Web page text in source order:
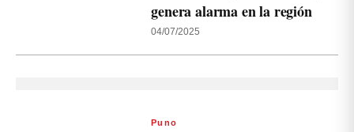
genera alarma en la región
04/07/2025
Puno